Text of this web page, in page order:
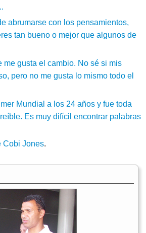
abrumarse con los pensamientos,
tan bueno o mejor que algunos de
me gusta el cambio. No sé si mis
pero no me gusta lo mismo todo el
Mundial a los 24 años y fue toda
Es muy difícil encontrar palabras
Cobi Jones.